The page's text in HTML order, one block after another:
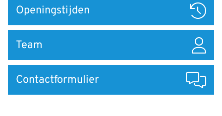
Openingstijden
Team
Contactformulier